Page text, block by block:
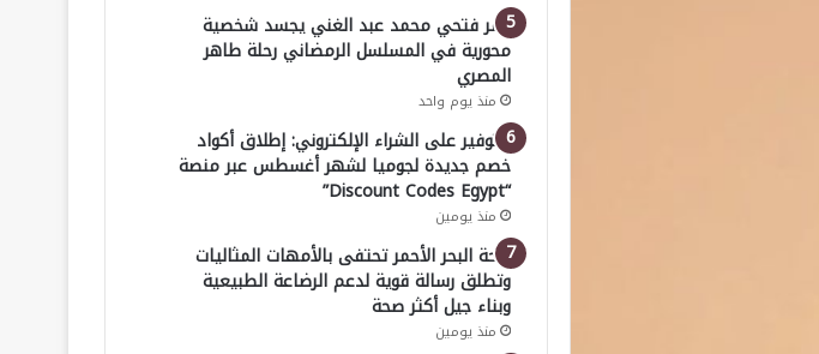
عمر فتحي محمد عبد الغني يجسد شخصية
محورية في المسلسل الرمضاني رحلة طاهر
المصري
منذ يوم واحد
للتوفير على الشراء الإلكتروني: إطلاق أكواد
خصم جديدة لجوميا لشهر أغسطس عبر منصة
“Discount Codes Egypt”
منذ يومين
صحة البحر الأحمر تحتفى بالأمهات المثاليات
وتطلق رسالة قوية لدعم الرضاعة الطبيعية
وبناء جيل أكثر صحة
منذ يومين